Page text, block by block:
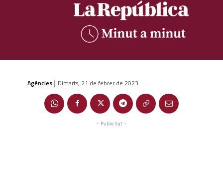
Agències | Dimarts, 21 de febrer de 2023
- Publicitat -